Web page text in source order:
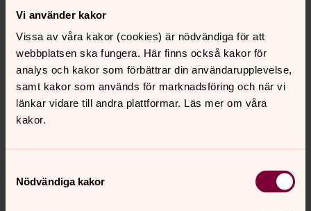
Vi använder kakor
Vissa av våra kakor (cookies) är nödvändiga för att
webbplatsen ska fungera. Här finns också kakor för
analys och kakor som förbättrar din användarupplevelse,
samt kakor som används för marknadsföring och när vi
länkar vidare till andra plattformar. Läs mer om våra
kakor.
Nödvändiga kakor
Den mänskliga faktorn – Bi åker till Fukushima (dok)
Don 237 Piteå tingsrätt (dok)
Dela